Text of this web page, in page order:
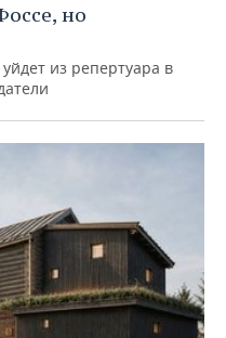
но
из репертуара в